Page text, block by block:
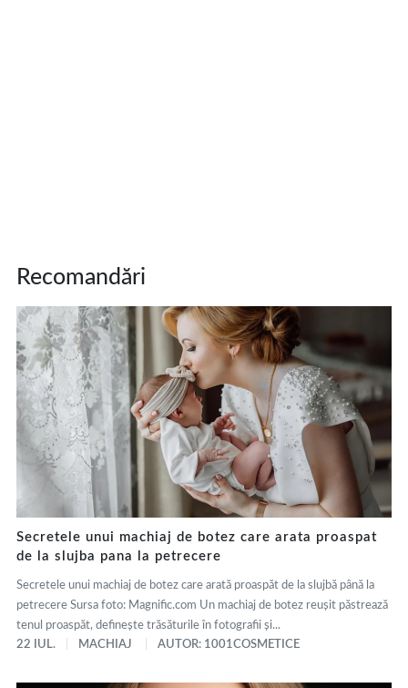
Recomandări
Secretele unui machiaj de botez care arata proaspat
de la slujba pana la petrecere
Secretele unui machiaj de botez care arată proaspăt de la slujbă până la
petrecere Sursa foto: Magnific.com Un machiaj de botez reușit păstrează
tenul proaspăt, definește trăsăturile în fotografii și...
22 IUL.
MACHIAJ AUTOR: 1001COSMETICE